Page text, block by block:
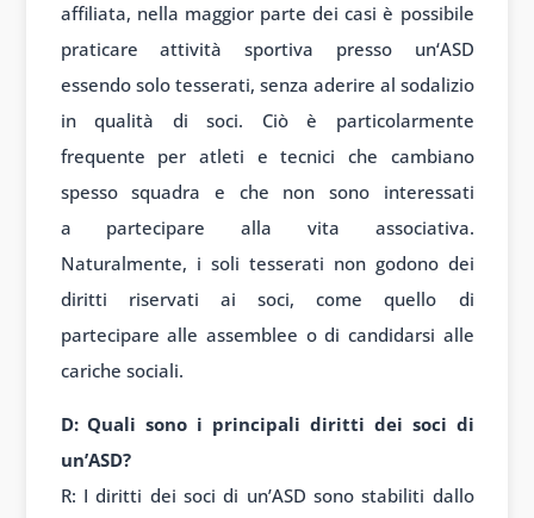
affiliata, nella maggior parte dei casi è possibile
praticare attività sportiva presso un‘ASD
essendo solotesserati, senza aderire al sodalizio
inqualità di soci. Ciò è particolarmente
frequente per atleti e tecnici che cambiano
spesso squadra e che non sonointeressati
a partecipare alla vita associativa.
Naturalmente, i soli tesserati non godono dei
diritti riservati ai soci, come quello di
partecipare alle assemblee o di candidarsi alle
cariche sociali.
D: Quali sono i principali diritti dei soci di
un’ASD?
R: I diritti dei soci di un’ASD sonostabiliti dallo